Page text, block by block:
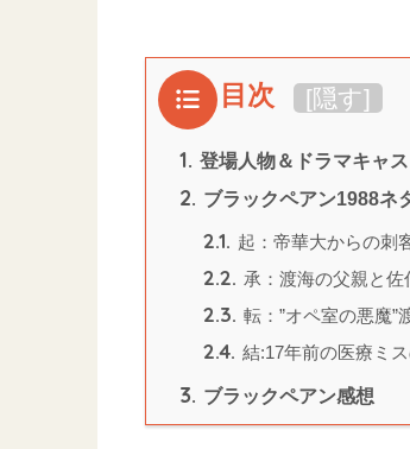
目次 [隠す]
1. 登場人物＆ドラマキャス
2. ブラックペアン1988ネ
2.1. 起：帝華大からの刺
2.2. 承：渡海の父親と
2.3. 転：”オペ室の悪魔”
2.4. 結:17年前の医療ミ
3. ブラックペアン感想